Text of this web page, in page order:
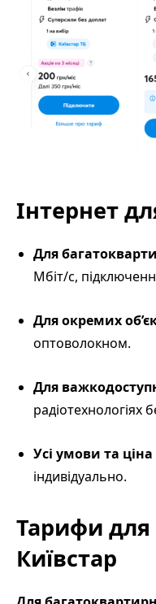
Інтернет
Для
Мбіт/с,
Для окремих
оптоволокном.
Для
радіотехнологіях
Усі умови та
індивідуально.
Тарифи для
Київстар